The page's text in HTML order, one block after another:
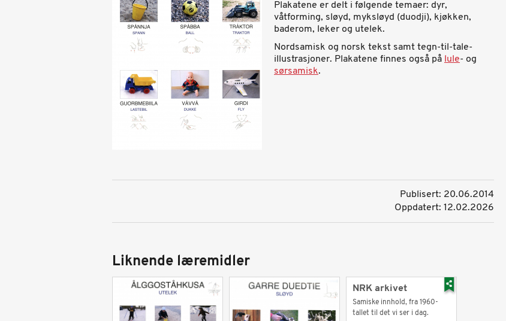
Plakatene er delt i følgende temaer: dyr,
våtforming, sløyd, myksløyd (duodji), kjøkken,
baderom, leker og utelek.
Nordsamisk og norsk tekst samt tegn-til-tale-
illustrasjoner. Plakatene finnes også på lule- og
sørsamisk.
Publisert: 20.06.2014
Oppdatert: 12.02.2026
Liknende læremidler
NRK arkivet
Samiske innhold, fra 1960-
tallet til det vi ser i dag.